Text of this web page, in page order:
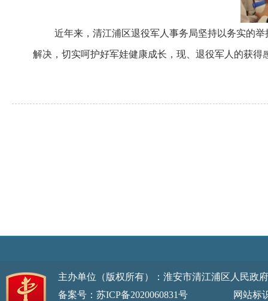
近年来，清江浦区退役军人事务局坚持以务实的举
解决，切实呵护好军娃健康成长，现、退役军人的获得
主办单位（版权所有）：淮安市清江浦区人民
备案号：苏ICP备2020060831号
网站标识码